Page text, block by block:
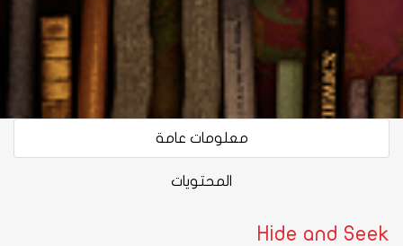
معلومات عامة
المحتويات
Hide and Seek